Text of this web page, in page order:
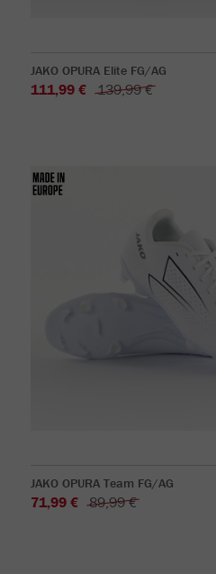
JAKO OPURA Elite FG/AG
111,99 € 139,99 €
JAKO OPURA Team FG/AG
71,99 € 89,99 €